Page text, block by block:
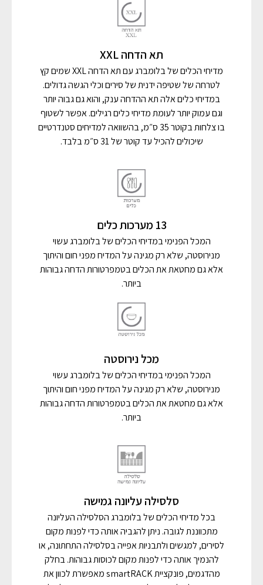
תא הדחה XXL
מדיחי הכלים של בלומברג עם תא הדחה XXL שמים קץ
לטרחה של שטיפה ידנית של סירים וכלי הגשה גדולים.
במדיחי כלים אלה תא ההדחה ענק, והוא גם גבוה יותר
וגם עמוק יותר לעומת מדיחי כלים רגילים. אפשר לשטוף
בו צלחות בקוטר 35 ס״מ, בהשוואה למדיחים סטנדרטיים
שיכולים להכיל עד קוטר של 31 ס״מ בלבד.
13 מערכות כלים
המכל הפנימי במדיחי הכלים של בלומברג עשוי
מנירוסטה, שלא רק מגינה על המדיח מפני חום והיתוך
אלא גם מחטאת את הכלים בטמפרטורות הדחה גבוהות
ביותר.
מכל נירוסטה
המכל הפנימי במדיחי הכלים של בלומברג עשוי
מנירוסטה, שלא רק מגינה על המדיח מפני חום והיתוך
אלא גם מחטאת את הכלים בטמפרטורות הדחה גבוהות
ביותר.
סלסילה עליונה גמישה
בכל מדיחי הכלים של בלומברג הסלסילה העליונה
מתכווננת לגובה. ניתן להגביה אותה כדי לפנות מקום
לסירים, למגשים ולתבניות אפייה בסלסילה התחתונה, או
להנמיך אותה כדי לפנות מקום לכוסות גבוהות. בחלק
מהדגמים, פונקציית smartRACK מאפשרת לכוון את